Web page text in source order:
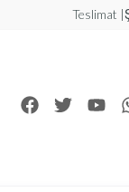
Teslimat